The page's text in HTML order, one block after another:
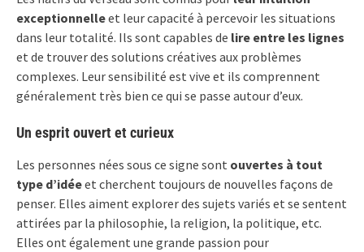
exceptionnelleet leur capacité à percevoir les situations
dans leur totalité. Ils sont capables de lire entre les lignes
et de trouver des solutions créatives aux problèmes
complexes. Leur sensibilité est vive et ils comprennent
généralement très bien ce qui se passe autour d’eux.
Un esprit ouvert et curieux
Les personnes nées sous ce signe sont ouvertes à tout
type d’idéeet cherchent toujours de nouvelles façons de
penser. Elles aiment explorer des sujets variés et se sentent
attirées par la philosophie, la religion, la politique, etc.
Elles ont également une grande passion pour